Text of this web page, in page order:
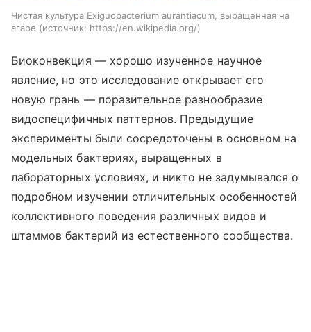
Чистая культура Exiguobacterium aurantiacum, выращенная на
агаре
источник: https://en.wikipedia.org/
Биоконвекция — хорошо изученное научное
явление, но это исследование открывает его
новую грань — поразительное разнообразие
видоспецифичных паттернов. Предыдущие
эксперименты были сосредоточены в основном на
модельных бактериях, выращенных в
лабораторных условиях, и никто не задумывался о
подробном изучении отличительных особенностей
коллективного поведения различных видов и
штаммов бактерий из естественного сообщества.